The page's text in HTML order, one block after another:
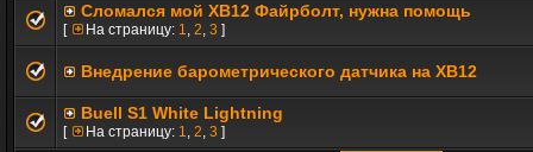
Сломался мой ХВ12 Файрболт, нужна помощь
[ На страницу: 1, 2, 3 ]
Внедрение барометрического датчика на XB12
Buell S1 White Lightning
[ На страницу: 1, 2, 3 ]